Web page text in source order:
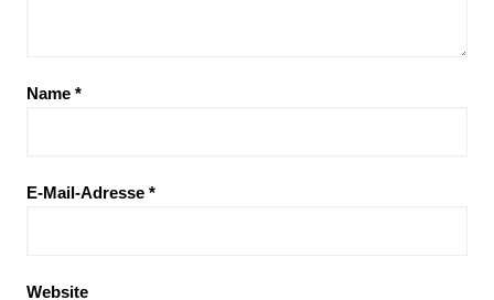
Name *
E-Mail-Adresse *
Website